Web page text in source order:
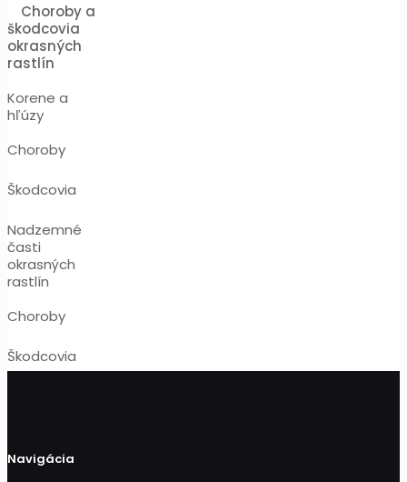
Choroby a
škodcovia
okrasných
rastlín
Korene a
hľúzy
Choroby
Škodcovia
Nadzemné
časti
okrasných
rastlín
Choroby
Škodcovia
Navigácia